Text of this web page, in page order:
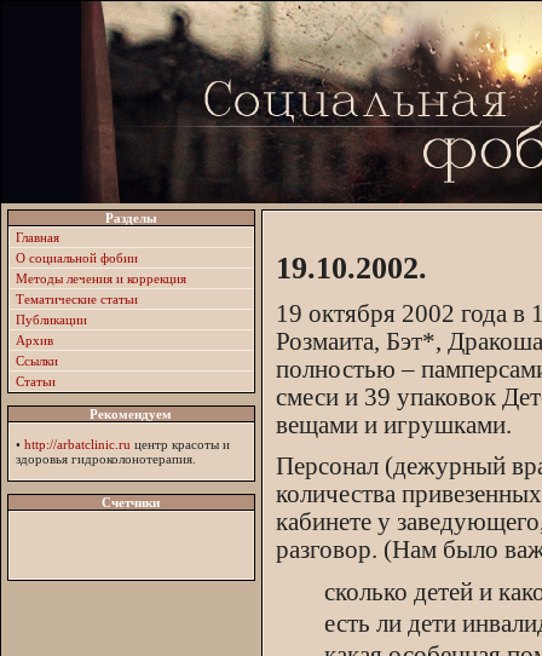
Разделы
Главная
О социальной фобии
Методы лечения и коррекция
Тематические статьи
Публикации
Архив
Ссылки
Статьи
Рекомендуем
• http://arbatclinic.ru центр красоты и
здоровья гидроколонотерапия.
Счетчики
19.10.2002.
19 октября 2002 года в
Розмаита, Бэт*,
полностью –
смеси и 39 упаковок
вещами и игрушками.
Персонал (дежурный
количества
кабинете у
разговор. (Нам было
сколько детей и
есть ли дети